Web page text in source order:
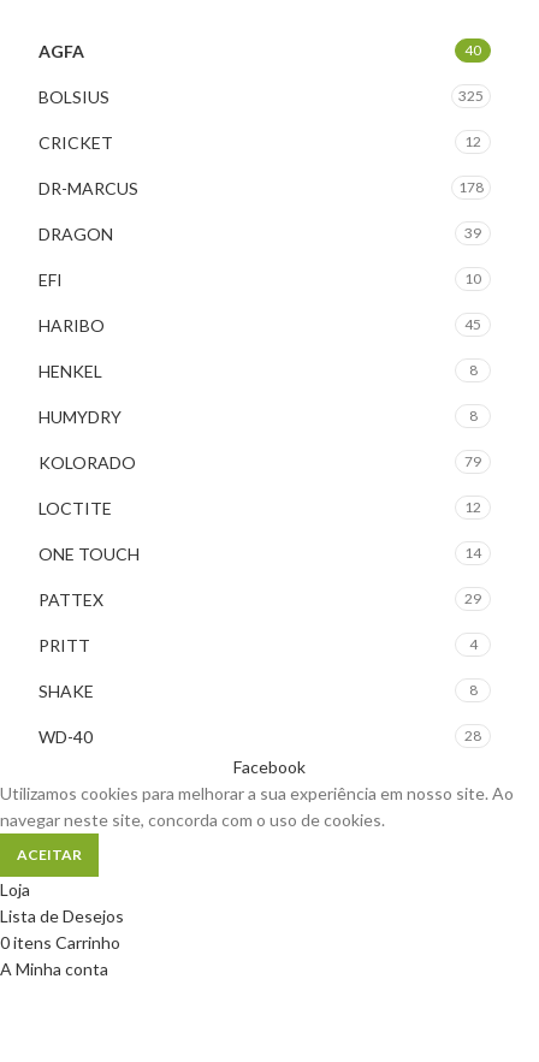
AGFA 40
BOLSIUS 325
CRICKET 12
DR-MARCUS 178
DRAGON 39
EFI 10
HARIBO 45
HENKEL 8
HUMYDRY 8
KOLORADO 79
LOCTITE 12
ONE TOUCH 14
PATTEX 29
PRITT 4
SHAKE 8
WD-40 28
Facebook
Utilizamos cookies para melhorar a sua experiência em nosso site. Ao
navegar neste site, concorda com o uso de cookies.
ACEITAR
Loja
Lista de Desejos
0itens Carrinho
A Minha conta